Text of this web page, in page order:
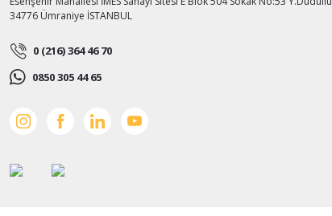
34776 Ümraniye İSTANBUL
0 (216) 364 46 70
0850 305 44 65